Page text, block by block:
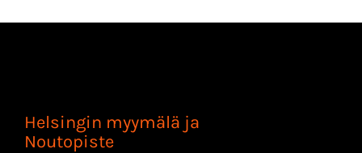
Helsingin myymälä ja
Noutopiste